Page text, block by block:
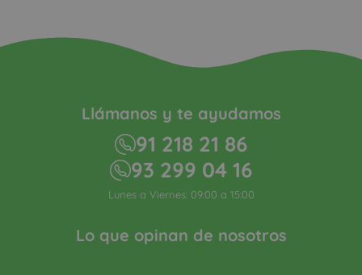
Lo que opinan de nosotros
Llámanos y te ayudamos
91 218 21 86
93 299 04 16
Lunes a Viernes: 09:00 a 15:00